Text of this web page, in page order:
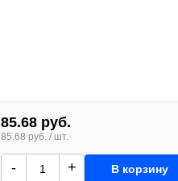
85.68 руб.
85.68 руб. / шт.
- + В корзину